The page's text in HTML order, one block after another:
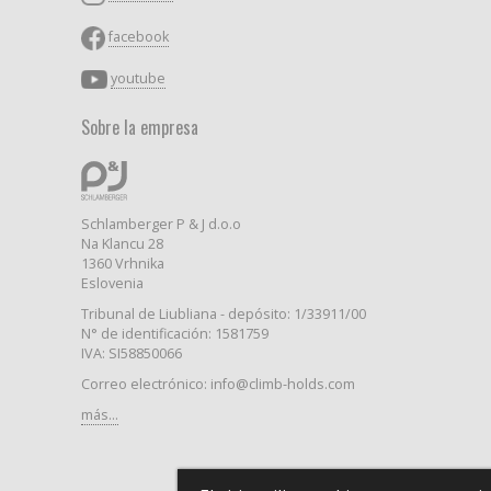
facebook
youtube
Sobre la empresa
Schlamberger P & J d.o.o
Na Klancu 28
1360 Vrhnika
Eslovenia
Tribunal de Liubliana - depósito: 1/33911/00
N° de identificación: 1581759
IVA: SI58850066
Correo electrónico: info@climb-holds.com
más...